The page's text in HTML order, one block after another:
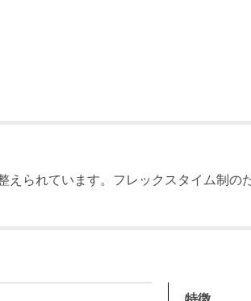
えられています。フレックスタイム制の